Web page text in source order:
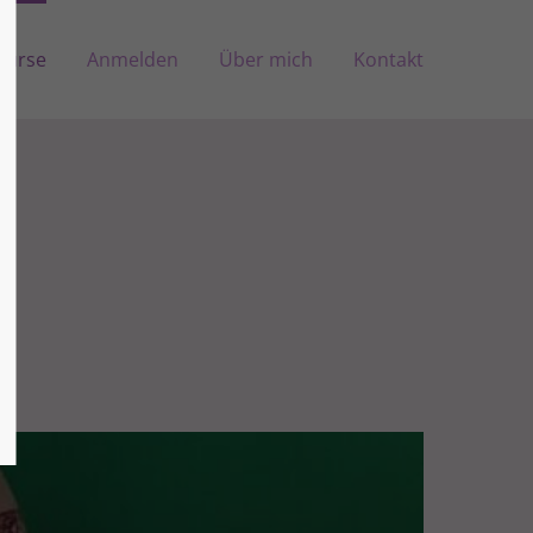
About us
Kurse Anmelden Über mich Kontakt